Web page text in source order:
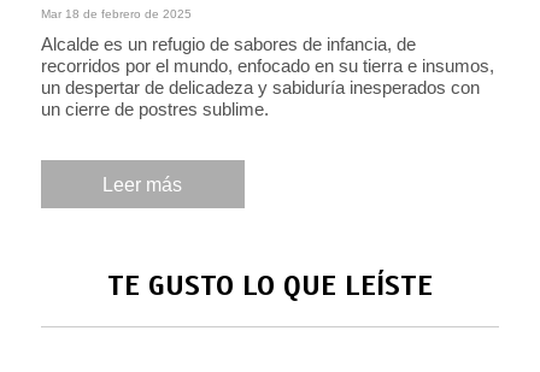
Mar 18 de febrero de 2025
Alcalde es un refugio de sabores de infancia, de
recorridos por el mundo, enfocado en su tierra e insumos,
un despertar de delicadeza y sabiduría inesperados con
un cierre de postres sublime.
Leer más
TE GUSTO LO QUE LEÍSTE